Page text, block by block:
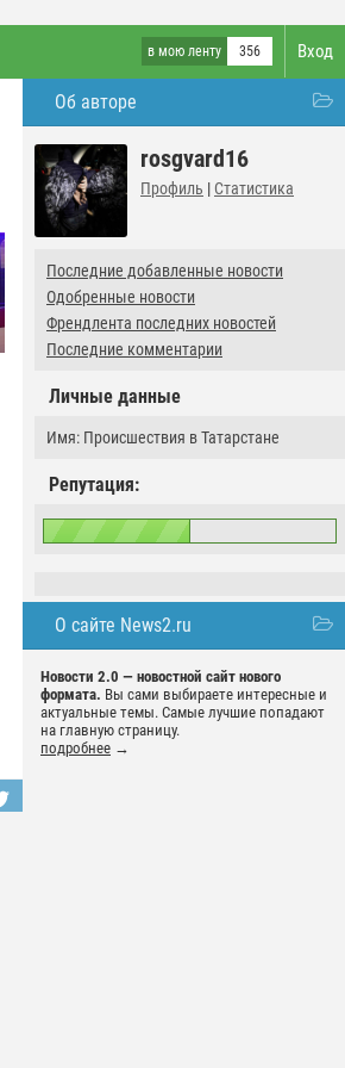
Вход
в мою ленту 356
Об авторе
rosgvard16
Профиль | Статистика
Последние добавленные новости
Одобренные новости
Френдлента последних новостей
Последние комментарии
Личные данные
Имя: Происшествия в Татарстане
Репутация:
О сайте News2.ru
Новости 2.0 — новостной сайт нового
формата. Вы сами выбираете интересные и
актуальные темы. Самые лучшие попадают
на главную страницу.
подробнее →